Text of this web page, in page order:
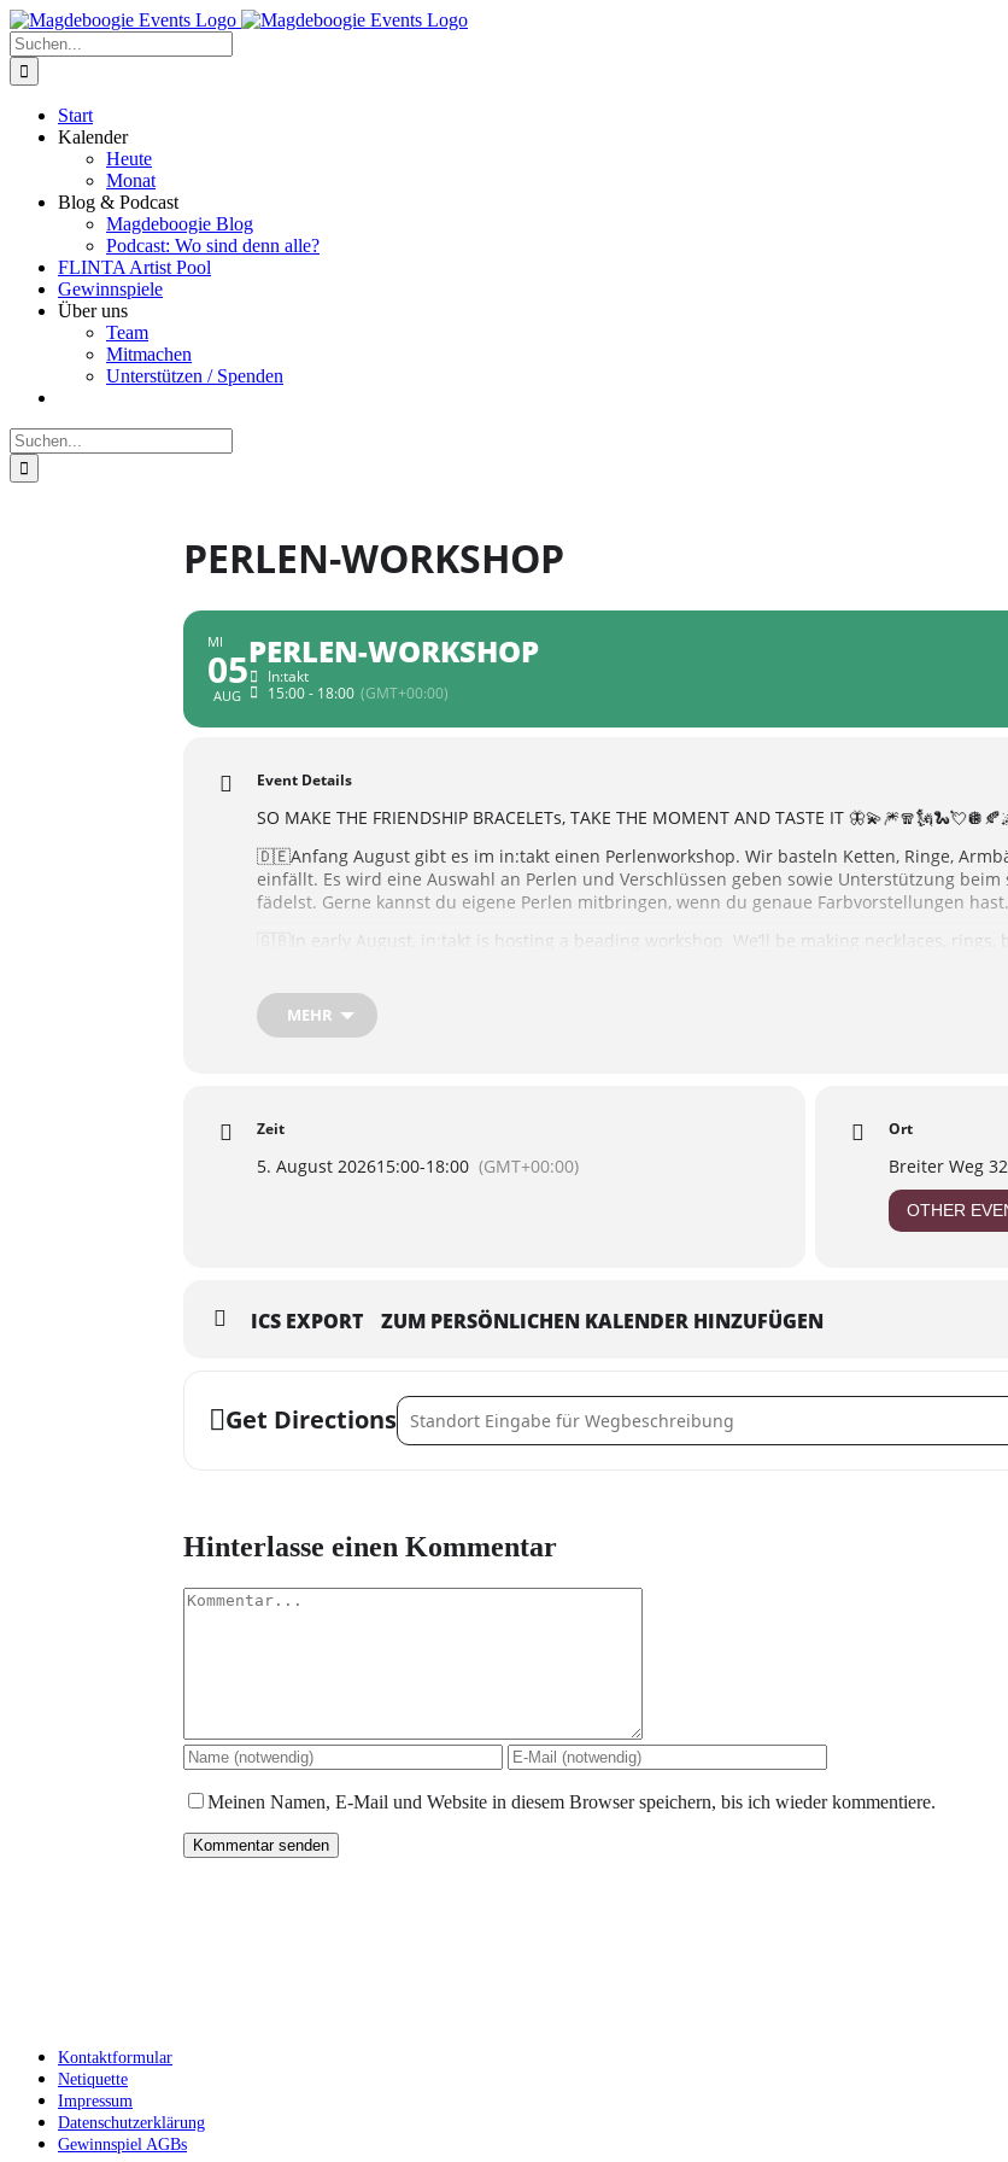
Zum
Inhalt
springen
Facebook
Instagram
E-
Mail
Suche
nach:
Start
Kalender
Heute
Monat
Blog & Podcast
Magdeboogie Blog
Podcast: Wo sind denn alle?
FLINTA Artist Pool
Gewinnspiele
Über uns
Team
Mitmachen
Unterstützen / Spenden
Suche
nach:
PERLEN-WORKSHOP
MI
05
AUG
PERLEN-WORKSHOP
In:takt
15:00 - 18:00 (GMT+00:00)
Event Details
SO MAKE THE FRIENDSHIP BRACELETs, TAKE THE MOMENT AND TASTE IT
🇩🇪Anfang August gibt es im in:takt einen Perlenworkshop. Wir basteln Ketten, Ringe,
einfällt. Es wird eine Auswahl an Perlen und Verschlüssen geben sowie Unterstützung
fädelst. Gerne kannst du eigene Perlen mitbringen, wenn du genaue Farbvorstellungen hast.
🇬🇧In early August, in:takt is hosting a beading workshop. We’ll be making necklaces,
📍intakt, Breiter Weg 32-34
keine Anmeldung notwendig / no registration required
MEHR
Zeit
5. August 202615:00-18:00 (GMT+00:00)
Ort
Breiter Weg
OTHER
ICS EXPORT ZUM PERSÖNLICHEN KALENDER HINZUFÜGEN
Get DirectionsAddress - Perlen-Workshop []
Hinterlasse einen Kommentar
Kommentar
Meinen Namen, E-Mail und Website in diesem Browser speichern, bis ich wieder kommentiere.
Kontaktformular
Netiquette
Impressum
Datenschutzerklärung
Gewinnspiel AGBs